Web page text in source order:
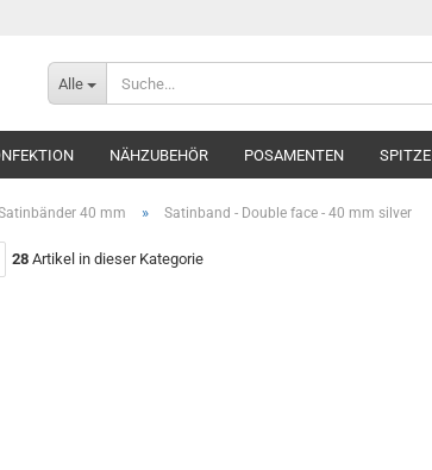
Alle
NÄHZUBEHÖR POSAMENTEN SPITZE
40 mm » Satinband - Double face - 40 mm silver
28 Artikel in dieser Kategorie